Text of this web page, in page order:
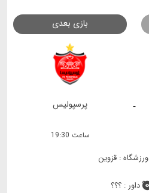
بازی بعدی
- پرسپولیس
ساعت 19:30
ورزشگاه : قزوین
داور : ؟؟؟